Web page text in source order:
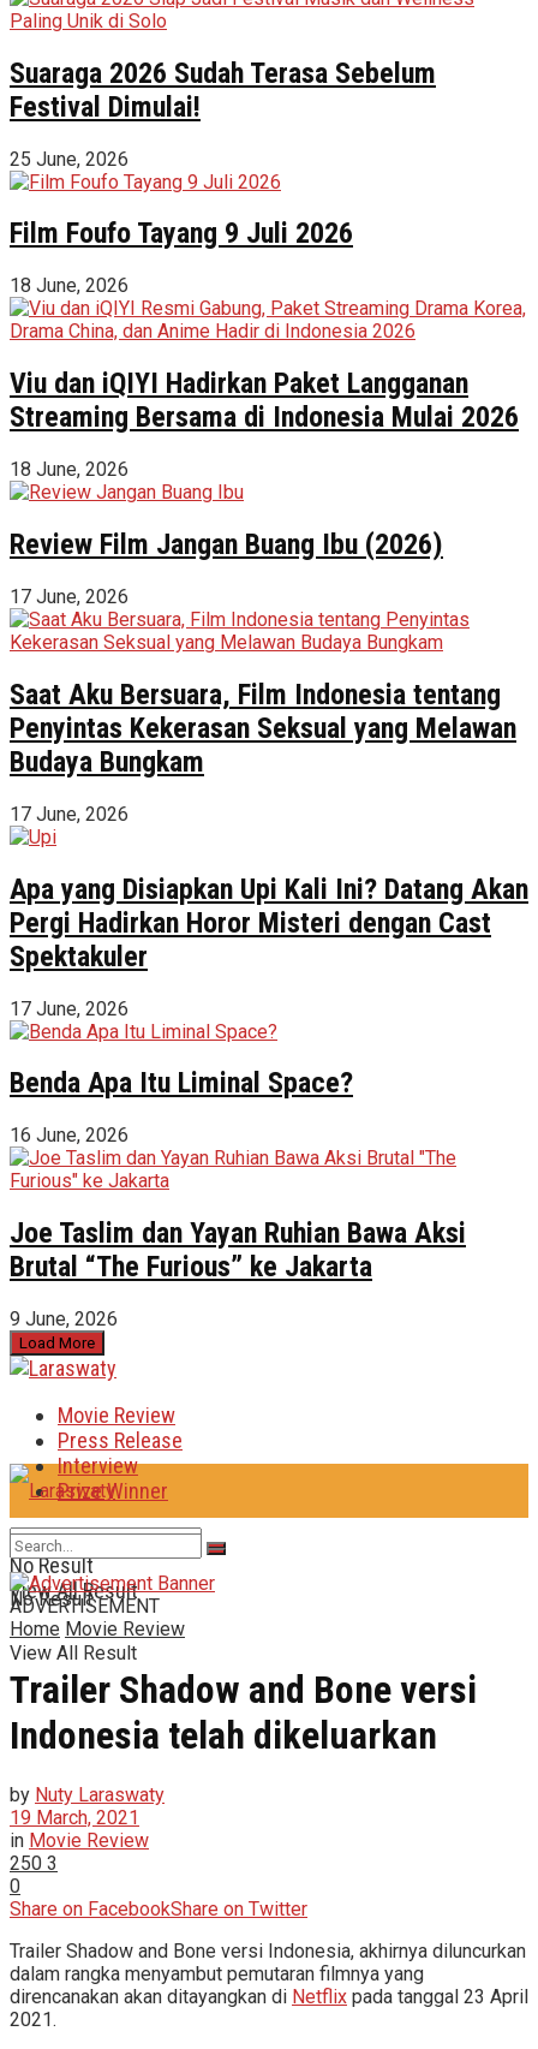
Suaraga 2026 Sudah Terasa Sebelum
Festival Dimulai!
25 June, 2026
Film Foufo Tayang 9 Juli 2026
18 June, 2026
Viu dan iQIYI Hadirkan Paket Langganan
Streaming Bersama di Indonesia Mulai 2026
18 June, 2026
Review Film Jangan Buang Ibu (2026)
17 June, 2026
Saat Aku Bersuara, Film Indonesia tentang
Penyintas Kekerasan Seksual yang Melawan
Budaya Bungkam
17 June, 2026
Apa yang Disiapkan Upi Kali Ini? Datang Akan
Pergi Hadirkan Horor Misteri dengan Cast
Spektakuler
17 June, 2026
Benda Apa Itu Liminal Space?
16 June, 2026
Joe Taslim dan Yayan Ruhian Bawa Aksi
Brutal “The Furious” ke Jakarta
9 June, 2026
Load More
Movie Review
Press Release
Interview
Prize Winner
No Result
View All Result
No Result
View All Result
ADVERTISEMENT
Home Movie Review
Trailer Shadow and Bone versi
Indonesia telah dikeluarkan
by Nuty Laraswaty
19 March, 2021
in Movie Review
250 3
0
Share on FacebookShare on Twitter
Trailer Shadow and Bone versi Indonesia, akhirnya diluncurkan
dalam rangka menyambut pemutaran filmnya yang
direncanakan akan ditayangkan di Netflix pada tanggal 23 April
2021.